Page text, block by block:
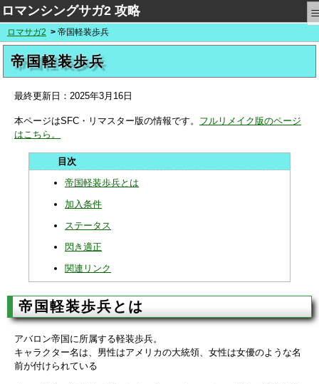
ロマンシングサガ2 攻略
ロマサガ2 帝国軽装歩兵
帝国軽装歩兵
最終更新日： 2025年3月16日
本ページはSFC・リマスター版の情報です。 フルリメイク版のページ
はこちら。
帝国軽装歩兵とは
加入条件
ステータス
閃き適正
関連リンク
帝国軽装歩兵とは
アバロン帝国に所属する軽装歩兵。
キャラクター名は、男性はアメリカの大統領、女性は女優のような名
前が付けられている